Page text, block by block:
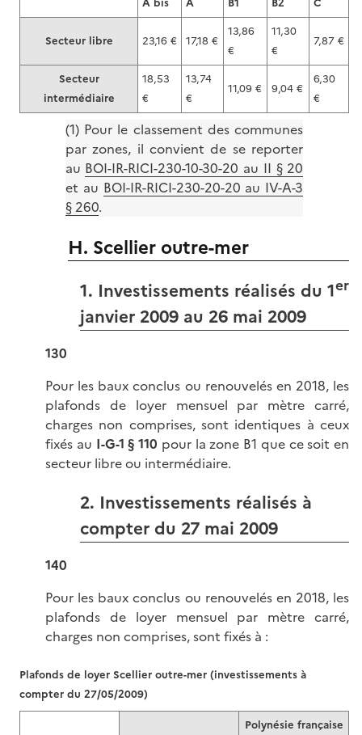
Secteur libre 23,16 € 17,18 €
13,86
€
11,30
€
7,87 €
Secteur
intermédiaire
18,53
€
13,74
€
11,09 € 9,04 €
6,30
€
(1) Pour le classement des communes
par zones, il convient de se reporter
au BOI-IR-RICI-230-10-30-20 au II § 20
et au BOI-IR-RICI-230-20-20 au IV-A-3
§ 260.
H. Scellier outre-mer
1. Investissements réalisés du 1er
janvier 2009 au 26 mai 2009
130
Pour les baux conclus ou renouvelés en 2018, les
plafonds de loyer mensuel par mètre carré,
charges non comprises, sont identiques à ceux
fixés au I-G-1 § 110 pour la zone B1 que ce soit en
secteur libre ou intermédiaire.
2. Investissements réalisés à
compter du 27 mai 2009
140
Pour les baux conclus ou renouvelés en 2018, les
plafonds de loyer mensuel par mètre carré,
charges non comprises, sont fixés à :
Polynésie française
Plafonds de loyer Scellier outre-mer (investissements à
compter du 27/05/2009)